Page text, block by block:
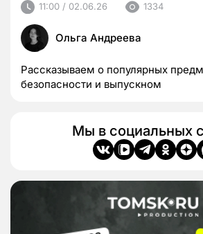
11:00 / 02.06.26 1334
Ольга Андреева
Рассказываем о популярных
безопасности и выпускном
Мы в социальных